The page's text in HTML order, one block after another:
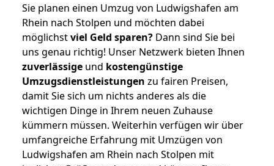
Sie planen einen Umzug von Ludwigshafen am
Rhein nach Stolpen und möchten dabei
möglichstviel Geld sparen? Dann sind Sie bei
uns genau richtig! Unser Netzwerk bieten Ihnen
zuverlässige und kostengünstige
Umzugsdienstleistungen zu fairen Preisen,
damit Sie sich um nichts anderes als die
wichtigen Dinge in Ihrem neuen Zuhause
kümmern müssen. Weiterhin verfügen wir über
umfangreiche Erfahrung mit Umzügen von
Ludwigshafen am Rhein nach Stolpen mit